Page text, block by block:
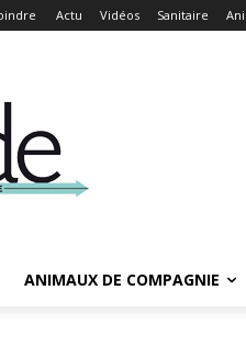
Actu Vidéos Sanitaire
ANIMAUX DE COMPAGNIE